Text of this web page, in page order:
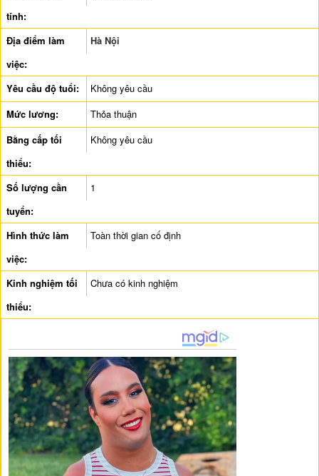
tính:
Địa điểm làm
việc:
Hà Nội
Yêu cầu độ tuổi:
Không yêu cầu
Mức lương:
Thỏa thuận
Bằng cấp tối
thiểu:
Không yêu cầu
Số lượng cần
tuyển:
1
Hình thức làm
việc:
Toàn thời gian cố định
Kinh nghiệm tối
thiểu:
Chưa có kinh nghiệm